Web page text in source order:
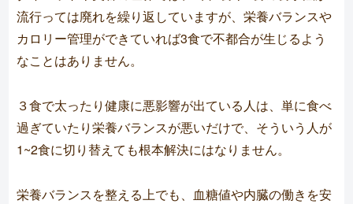
流行っては廃れを繰り返していますが、栄養バランスや
カロリー管理ができていれば3食で不都合が生じるよう
なことはありません。
３食で太ったり健康に悪影響が出ている人は、単に食べ
過ぎていたり栄養バランスが悪いだけで、そういう人が
1~2食に切り替えても根本解決にはなりません。
栄養バランスを整える上でも、血糖値や内臓の働きを安